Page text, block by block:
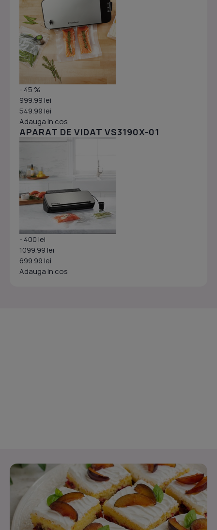
- 45 %
999.99 lei
549.99 lei
Adauga in cos
APARAT DE VIDAT VS3190X-01
- 400 lei
1099.99 lei
699.99 lei
Adauga in cos